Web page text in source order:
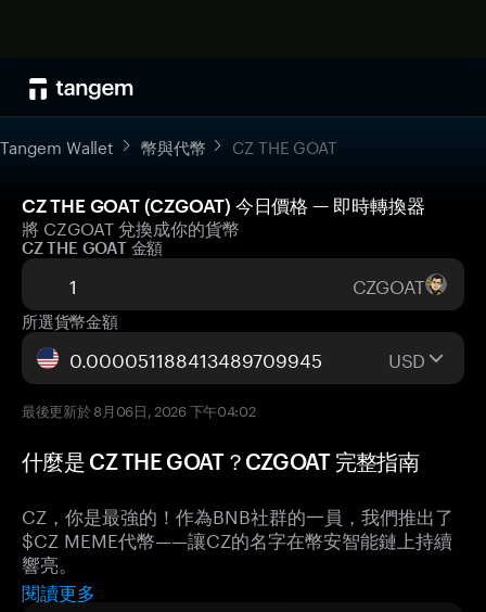
Tangem Wallet 幣與代幣 CZ THE GOAT
CZ THE GOAT (CZGOAT) 今日價格 — 即時轉換器
將 CZGOAT 兌換成你的貨幣
CZ THE GOAT 金額
CZGOAT
所選貨幣金額
USD
最後更新於 8月06日, 2026 下午04:02
什麼是 CZ THE GOAT？CZGOAT 完整指南
CZ，你是最強的！作為BNB社群的一員，我們推出了
$CZ MEME代幣——讓CZ的名字在幣安智能鏈上持續
響亮。
閱讀更多